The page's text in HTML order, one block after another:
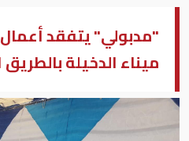
"مدبولي" يتفقد
ميناء الدخيلة